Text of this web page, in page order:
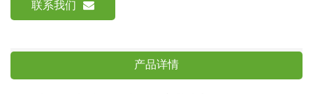
联系我们
产品详情